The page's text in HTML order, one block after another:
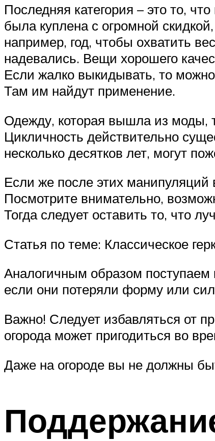
Последняя категория – это то,
была куплена с огромной
например, год, чтобы охватить
надевались. Вещи хорошего
Если жалко выкидывать, то
Там им найдут применение.
Одежду, которая вышла из моды,
Цикличность действительно
несколько десятков лет, могут
Если же после этих манипуляций
Посмотрите внимательно,
Тогда следует оставить то, что
Статья по теме: Классическое
Аналогичным образом
если они потеряли форму или
Важно! Следует избавляться от
огорода может пригодиться во
Даже на огороде вы не должны